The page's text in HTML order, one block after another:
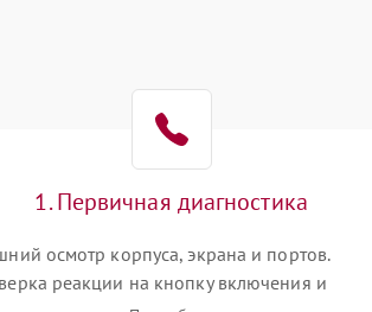
Система охлаждения
1. Первичная диагностика
осмотр корпуса, экрана и портов.
реакции на кнопку включения и